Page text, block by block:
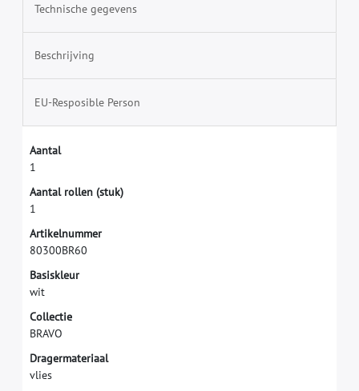
Technische gegevens
Beschrijving
EU-Resposible Person
Aantal
1
Aantal rollen (stuk)
1
Artikelnummer
80300BR60
Basiskleur
wit
Collectie
BRAVO
Dragermateriaal
vlies